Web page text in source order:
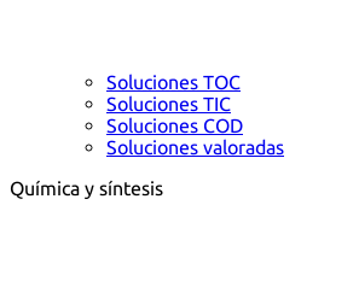
Soluciones TOC
Soluciones TIC
Soluciones COD
Soluciones valoradas
Química y síntesis